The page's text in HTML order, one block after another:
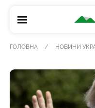
ГОЛОВНА НОВИНИ